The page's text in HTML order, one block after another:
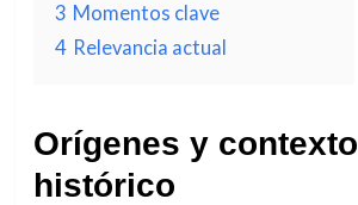
3 Momentos clave
4 Relevancia actual
Orígenes y contexto
histórico